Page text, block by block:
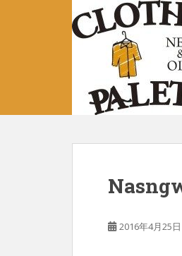
2016年4月25日